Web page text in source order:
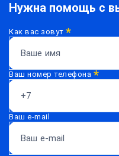
Нужна помощь с
Как вас зовут*
Ваш номер телефона *
Ваш e-mail